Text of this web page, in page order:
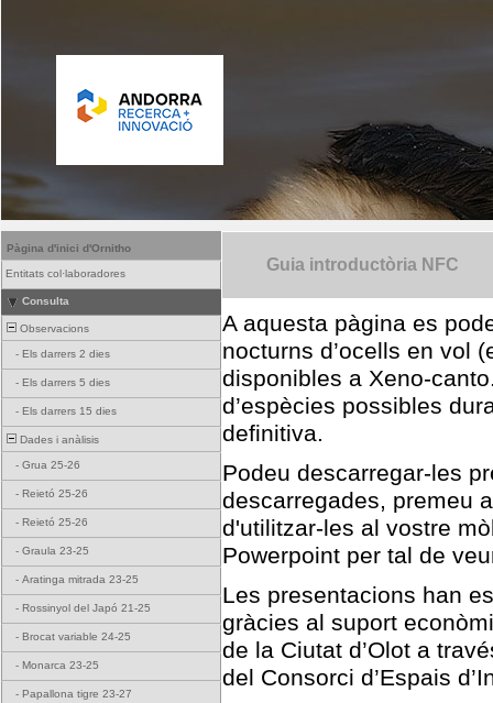
Pàgina d'inici d'Ornitho
Entitats col·laboradores
Consulta
Observacions
- Els darrers 2 dies
- Els darrers 5 dies
- Els darrers 15 dies
Dades i anàlisis
- Grua 25-26
- Reietó 25-26
- Reietó 25-26
- Graula 23-25
- Aratinga mitrada 23-25
- Rossinyol del Japó 21-25
- Brocat variable 24-25
- Monarca 23-25
- Papallona tigre 23-27
Guia introductòria NFC
A aquesta pàgina es
nocturns d’ocells en vol
disponibles a Xeno-
d’espècies possibles
definitiva.
Podeu descarregar-les
descarregades, premeu
d'utilitzar-les al vostre
Powerpoint per tal de
Les presentacions han
gràcies al suport
de la Ciutat d’Olot a
del Consorci d’Espais